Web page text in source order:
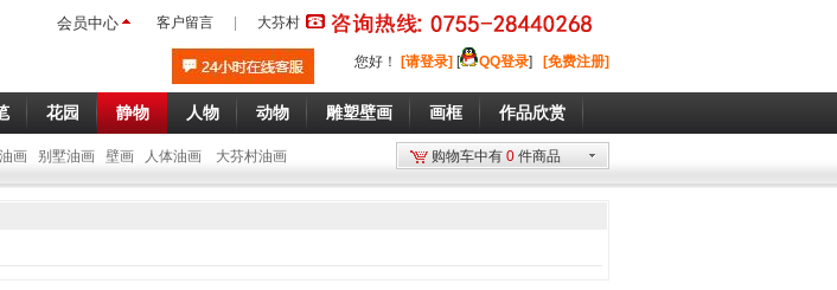
会员中心 客户留言 大芬村
您好 ！ [请登录] [ QQ登录] [免费注册]
花园 静物 人物 动物 雕塑壁画 画框 作品欣赏
画 别墅油画 壁画 人体油画 大芬村油画 购物车中有 0 件商品